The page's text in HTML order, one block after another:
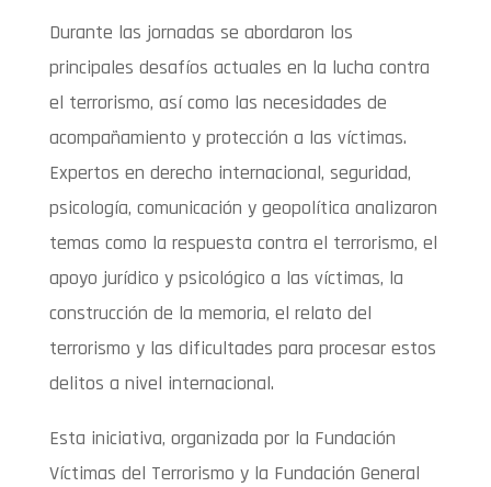
Durante las jornadas se abordaron los
principales desafíos actuales en la lucha contra
el terrorismo, así como las necesidades de
acompañamiento y protección a las víctimas.
Expertos en derecho internacional, seguridad,
psicología, comunicación y geopolítica analizaron
temas como la respuesta contra el terrorismo, el
apoyo jurídico y psicológico a las víctimas, la
construcción de la memoria, el relato del
terrorismo y las dificultades para procesar estos
delitos a nivel internacional.
Esta iniciativa, organizada por la Fundación
Víctimas del Terrorismo y la Fundación General